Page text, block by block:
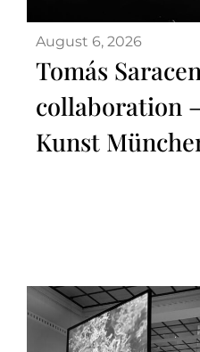
August 6, 2026
Tomás
collaboration
Kunst